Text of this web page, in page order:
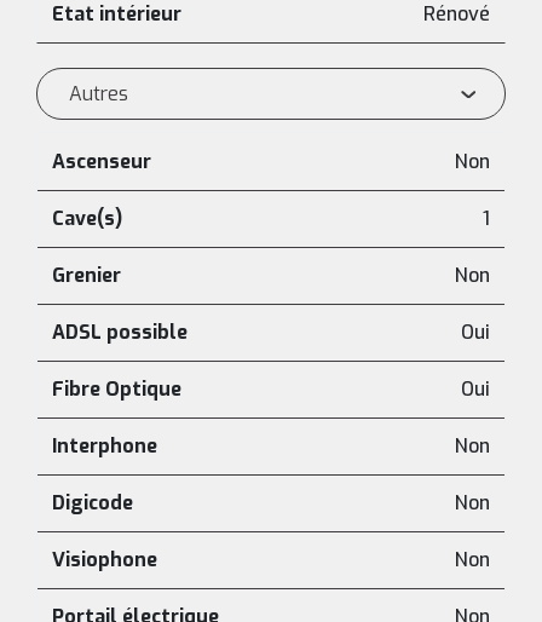
Etat intérieur Rénové
Autres
Ascenseur Non
Cave(s) 1
Grenier Non
ADSL possible Oui
Fibre Optique Oui
Interphone Non
Digicode Non
Visiophone Non
Portail électrique Non